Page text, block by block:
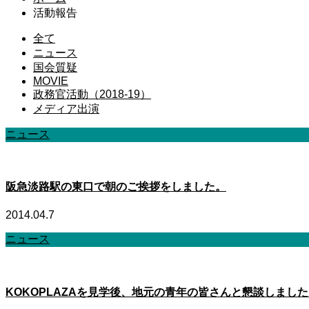
活動報告
全て
ニュース
国会質疑
MOVIE
政務官活動（2018-19）
メディア出演
ニュース
阪急淡路駅の東口で朝のご挨拶をしました。
2014.04.7
ニュース
KOKOPLAZAを見学後、地元の青年の皆さんと懇談しまし